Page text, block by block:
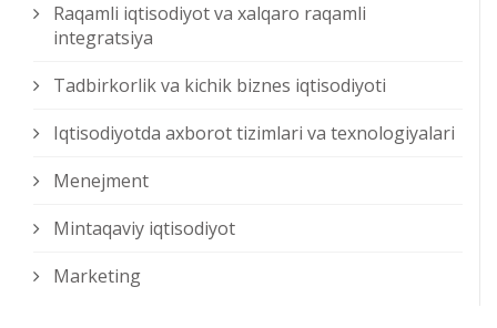
Raqamli iqtisodiyot va xalqaro raqamli
integratsiya
Tadbirkorlik va kichik biznes iqtisodiyoti
Iqtisodiyotda axborot tizimlari va texnologiyalari
Menejment
Mintaqaviy iqtisodiyot
Marketing